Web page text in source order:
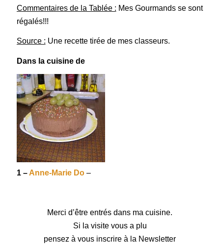
Commentaires de la Tablée : Mes Gourmands se sont
régalés!!!
Source : Une recette tirée de mes classeurs.
Dans la cuisine de
1 –Anne-Marie Do–
Merci d’être entrés dans ma cuisine.
Si la visite vous a plu
pensez à vous inscrire à la Newsletter